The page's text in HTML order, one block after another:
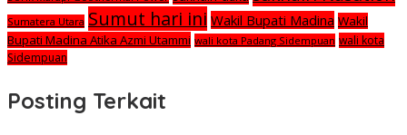
Sumatera Utara Sumut hari ini Wakil Bupati Madina Wakil
Bupati Madina Atika Azmi Utammi wali kota Padang Sidempuan wali kota
Sidempuan
Posting Terkait